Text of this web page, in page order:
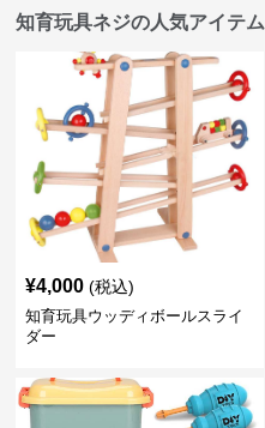
知育玩具ネジの人気アイテム
¥4,000 (税込)
知育玩具ウッディボールスライ
ダー